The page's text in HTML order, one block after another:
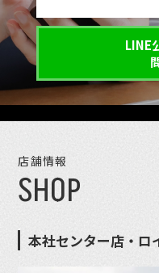
LINE
店舗情報
SHOP
本社センター店・ロ